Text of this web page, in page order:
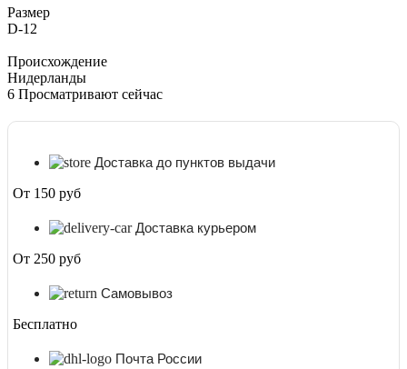
Размер
D-12
Происхождение
Нидерланды
6 Просматривают сейчас
Доставка до пунктов выдачи
От 150 руб
Доставка курьером
От 250 руб
Самовывоз
Бесплатно
Почта России